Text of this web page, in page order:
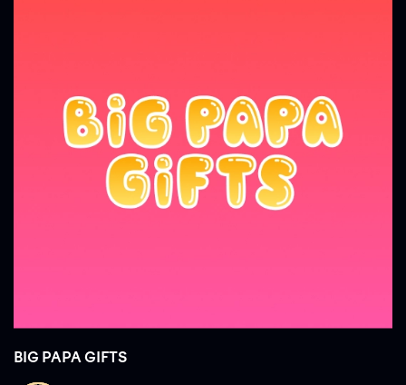
BIG PAPA GIFTS